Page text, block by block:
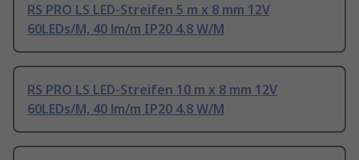
RS PRO LS LED-Streifen 5 m x 8 mm 12V
60LEDs/M, 40 lm/m IP20 4.8 W/M
RS PRO LS LED-Streifen 10 m x 8 mm 12V
60LEDs/M, 40 lm/m IP20 4.8 W/M